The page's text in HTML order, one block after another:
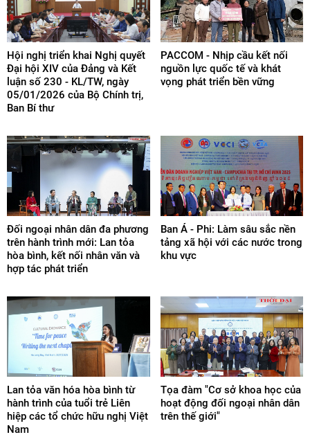
Hội nghị triển khai Nghị quyết
Đại hội XIV của Đảng và Kết
luận số 230 - KL/TW, ngày
05/01/2026 của Bộ Chính trị,
Ban Bí thư
PACCOM - Nhịp cầu kết nối
nguồn lực quốc tế và khát
vọng phát triển bền vững
Đối ngoại nhân dân đa phương
trên hành trình mới: Lan tỏa
hòa bình, kết nối nhân văn và
hợp tác phát triển
Ban Á - Phi: Làm sâu sắc nền
tảng xã hội với các nước trong
khu vực
Lan tỏa văn hóa hòa bình từ
hành trình của tuổi trẻ Liên
hiệp các tổ chức hữu nghị Việt
Nam
Tọa đàm "Cơ sở khoa học của
hoạt động đối ngoại nhân dân
trên thế giới"